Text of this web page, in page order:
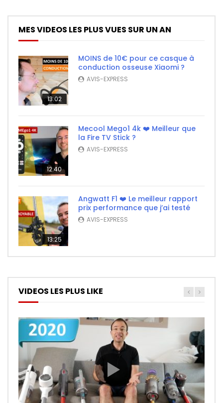
MES VIDEOS LES PLUS VUES SUR UN AN
13:02
MOINS de 10€ pour ce casque à
conduction osseuse Xiaomi ?
AVIS-EXPRESS
12:40
Mecool Mego1 4k ❤️ Meilleur que
la Fire TV Stick ?
AVIS-EXPRESS
13:25
Angwatt F1 ❤️ Le meilleur rapport
prix performance que j’ai testé
AVIS-EXPRESS
VIDEOS LES PLUS LIKE